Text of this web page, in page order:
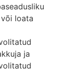
loata
ja